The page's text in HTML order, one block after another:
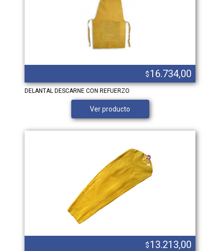
$16.734,00
DELANTAL DESCARNE CON REFUERZO
Ver producto
$13.213,00